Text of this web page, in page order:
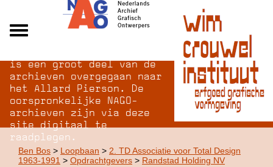
Over NAGO
Over WCI
Inloggen
is een groot deel van de
archieven overgegaan naar
het Allard Pierson. De
oorspronkelijke NAGO-
archieven zijn via deze
site digitaal te
raadplegen.
Ben Bos > Loopbaan > 2. TD Associatie voor Total Design
1963-1991 > Opdrachtgevers > Randstad Holding NV